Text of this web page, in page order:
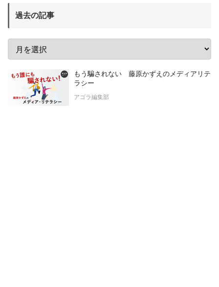
過去の記事
もう騙されない 藤原かずえのメディアリテ
ラシー
アゴラ編集部